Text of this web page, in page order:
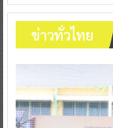
ข่าวทั่วไทย